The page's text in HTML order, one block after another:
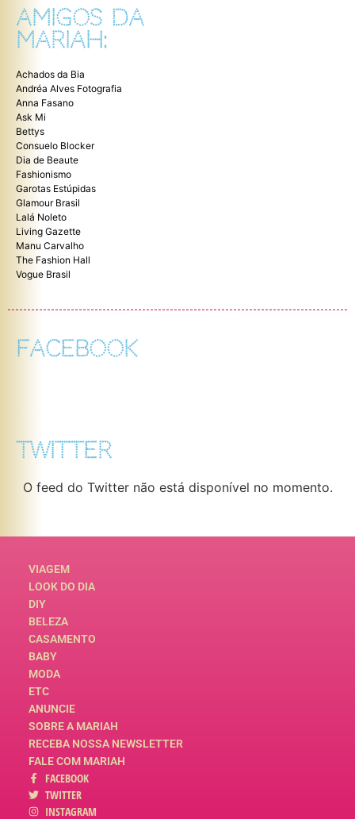
AMIGOS DA
MARIAH:
Achados da Bia
Andréa Alves Fotografia
Anna Fasano
Ask Mi
Bettys
Consuelo Blocker
Dia de Beaute
Fashionismo
Garotas Estúpidas
Glamour Brasil
Lalá Noleto
Living Gazette
Manu Carvalho
The Fashion Hall
Vogue Brasil
FACEBOOK
TWITTER
O feed do Twitter não está disponível no momento.
VIAGEM
LOOK DO DIA
DIY
BELEZA
CASAMENTO
BABY
MODA
ETC
ANUNCIE
SOBRE A MARIAH
RECEBA NOSSA NEWSLETTER
FALE COM MARIAH
FACEBOOK
TWITTER
INSTAGRAM